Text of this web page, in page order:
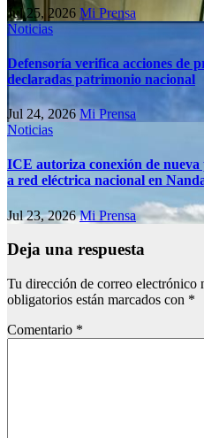
Jul 25, 2026 Mi Prensa
Noticias
Defensoría verifica acciones de
declaradas patrimonio nacional
Jul 24, 2026Mi Prensa
Noticias
ICE autoriza conexión de nueva
a red eléctrica nacional en
Jul 23, 2026Mi Prensa
Deja una respuesta
Tu dirección de correo electrónico
obligatorios están marcados con *
Comentario *